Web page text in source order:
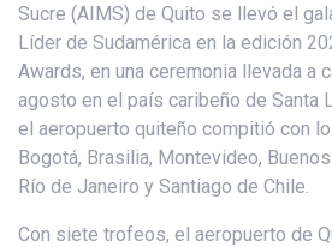
Sucre (AIMS) de Quito se llevó el
Líder de Sudamérica en la edición
Awards, en una ceremonia llevada a
agosto en el país caribeño de Santa
el aeropuerto quiteño compitió con
Bogotá, Brasilia, Montevideo,
Río de Janeiro y Santiago de Chile.
Con siete trofeos, el aeropuerto de